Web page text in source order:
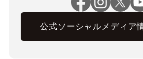
公式ソーシャルメディア